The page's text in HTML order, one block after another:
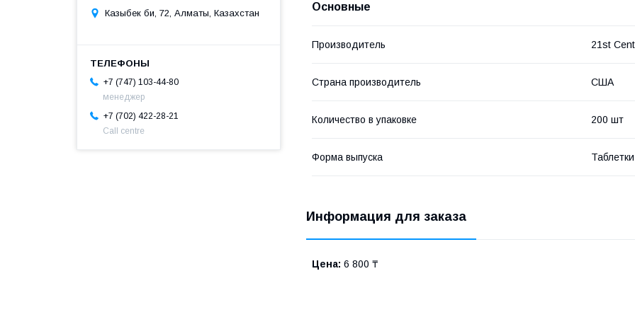
Основные
Производитель 21st
Страна производитель США
Количество в упаковке 200 шт
Форма выпуска Таблетки
Информация для заказа
Цена: 6 800 ₸
Казыбек би, 72, Алматы, Казахстан
+7 (747) 103-44-80
менеджер
+7 (702) 422-28-21
Call centre